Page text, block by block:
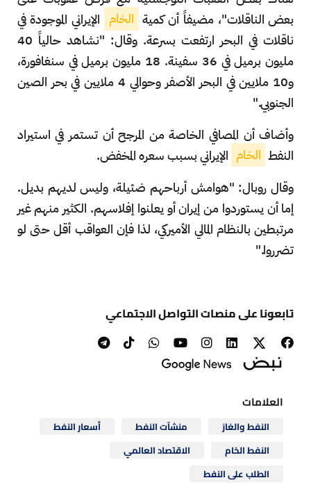
بعض الناقلات"، مضيفاً أن كمية الخام الإيراني الموجودة في
ناقلات في البحر ارتفعت بسرعة. وقال: "نشاهد حالياً 40
مليون برميل في 36 سفينة. 18 مليون برميل في سنغافورة،
و10 ملايين في البحر الأصفر وحوالي 4 ملايين في بحر الصين
الجنوبي."
وأضاف أن المصافي الخاصة من المرجح أن تستمر في استيراد
النفط الخام الإيراني بسبب سعره المخفض.
وقال روبال: "هوامش أرباحهم ضئيلة، وليس لديهم بديل.
إما أن يستوردوا من إيران أو يعلنوا إفلاسهم. الكثير منهم غير
مرتبطين بالنظام المالي الأميركي، لذا فإن العواقب أقل حتى لو
تضرروا."
تابعونا على منصات التواصل الاجتماعي
العلامات
النفط والغاز منشآت النفط
أسعار النفط
النفط الخام
الاقتصاد العالمي
الطلب على النفط